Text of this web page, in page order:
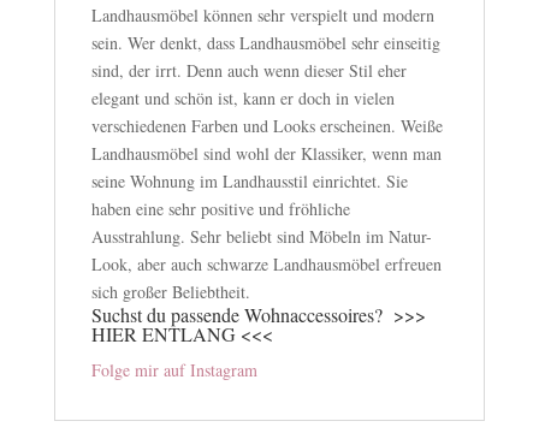
Landhausmöbel können sehr verspielt und modern
sein. Wer denkt, dass Landhausmöbel sehr einseitig
sind, der irrt. Denn auch wenn dieser Stil eher
elegant und schön ist, kann er doch in vielen
verschiedenen Farben und Looks erscheinen. Weiße
Landhausmöbel sind wohl der Klassiker, wenn man
seine Wohnung im Landhausstil einrichtet. Sie
haben eine sehr positive und fröhliche
Ausstrahlung. Sehr beliebt sind Möbeln im Natur-
Look, aber auch schwarze Landhausmöbel erfreuen
sich großer Beliebtheit.
Suchst du passende Wohnaccessoires? >>>
HIER ENTLANG <<<
Folge mir auf Instagram